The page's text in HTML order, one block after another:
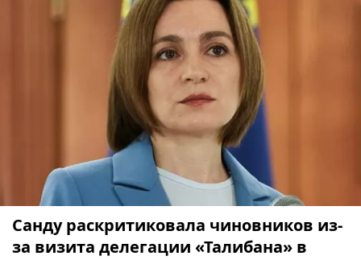
Санду раскритиковала чиновников из-
за визита делегации «Талибана» в